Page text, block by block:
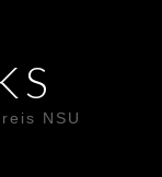
NSU